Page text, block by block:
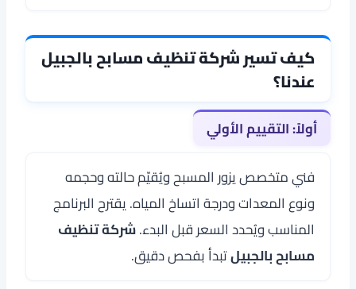
كيف تسير شركة تنظيف مسابح بالجبيل
عندنا؟
أولاً: التقييم الأولي
فني متخصص يزور المسبح ويُقيّم حالته وحجمه
ونوع المعدات ودرجة اتساخ المياه. يقترح البرنامج
المناسب ويُحدد السعر قبل البدء.شركة تنظيف
مسابح بالجبيلتبدأ بفحص دقيق.